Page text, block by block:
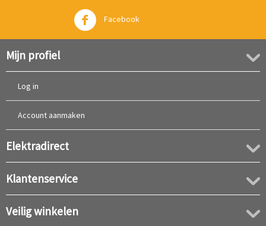
Facebook
Mijn profiel
Log in
Account aanmaken
Elektradirect
Klantenservice
Veilig winkelen